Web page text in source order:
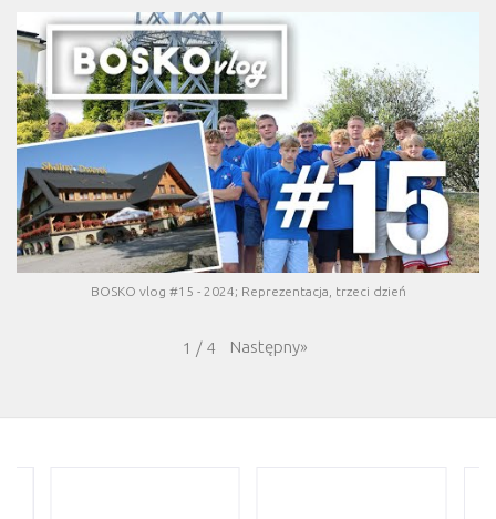
BOSKO vlog #15 - 2024; Reprezentacja, trzeci dzień
1 / 4 Następny»